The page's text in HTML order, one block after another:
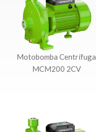
Motobomba Centrífuga
MCM200 2CV